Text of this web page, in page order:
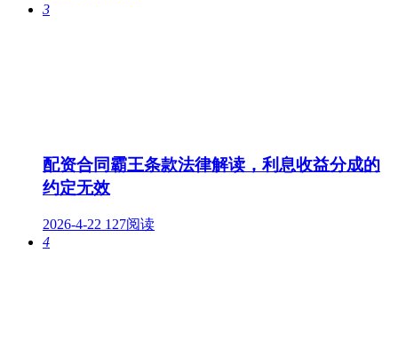
3
配资合同霸王条款法律解读，利息收益分成的
约定无效
2026-4-22 127阅读
4